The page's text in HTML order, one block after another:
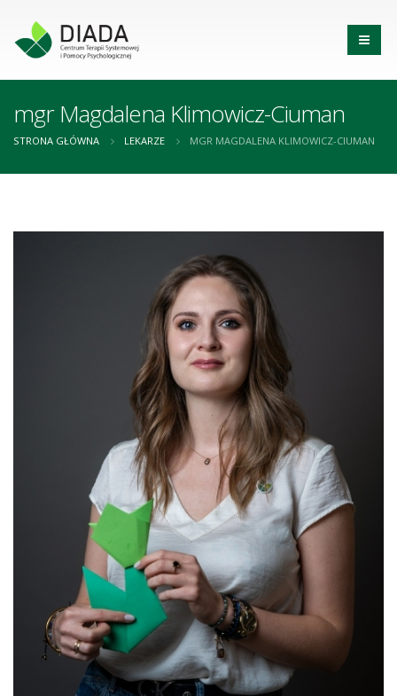
mgr Magdalena Klimowicz-Ciuman
STRONA GŁÓWNA LEKARZE MGR MAGDALENA KLIMOWICZ-CIUMAN